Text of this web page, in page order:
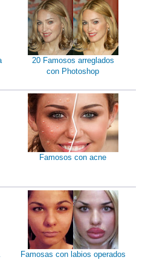
20 Famosos arreglados
con Photoshop
Famosos con acne
Famosas con labios operados